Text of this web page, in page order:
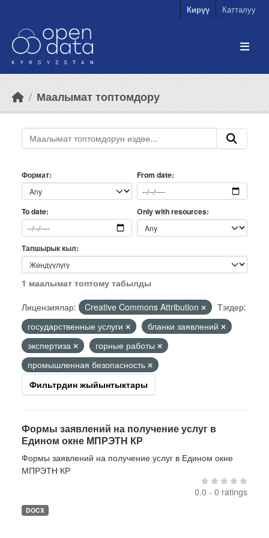
Кирүү Катталуу
Маалымат топтомдору
Формат From date
To date Only with resources
Тапшырык кыл
1 маалымат топтому табылды
Лицензиялар:
Creative Commons Attribution
Тэгдер:
государственные услуги
бланки заявлений
экспертиза
горные работы
промышленная безопасность
Фильтрдин жыйынтыктары
Формы заявлений на получение услуг в
Едином окне МПРЭТН КР
Формы заявлений на получение услуг в Едином окне
МПРЭТН КР
0.0 - 0 ratings
DOCX